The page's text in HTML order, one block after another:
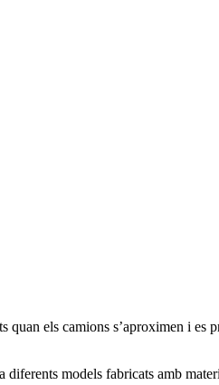
quan els camions s’aproximen i
models fabricats amb